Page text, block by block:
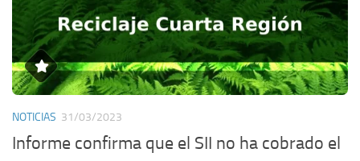
NOTICIAS 31/03/2023
Informe confirma que el SII no ha cobrado el